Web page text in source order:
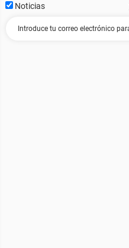
Noticias